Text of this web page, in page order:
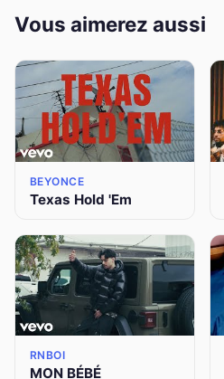
Vous aimerez aussi
BEYONCE
Texas Hold 'Em
RNBOI
MON BÉBÉ